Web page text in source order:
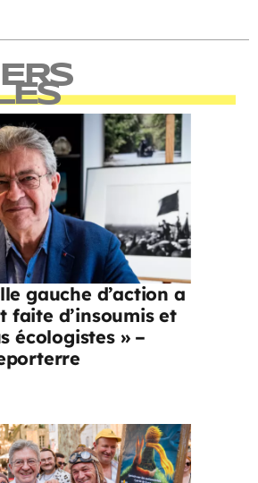
gauche d’action a
faite d’insoumis et
écologistes » –